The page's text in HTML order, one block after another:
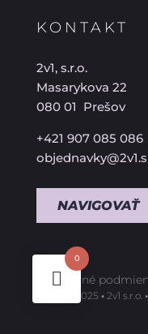
KONTAKT
2v1, s.r.o.
Masarykova 22
080 01 Prešov
+421 907 085 086
NAVIGOVAŤ
Obchodné
©️ 2009-2025 •2v1 s.r.o. •
0